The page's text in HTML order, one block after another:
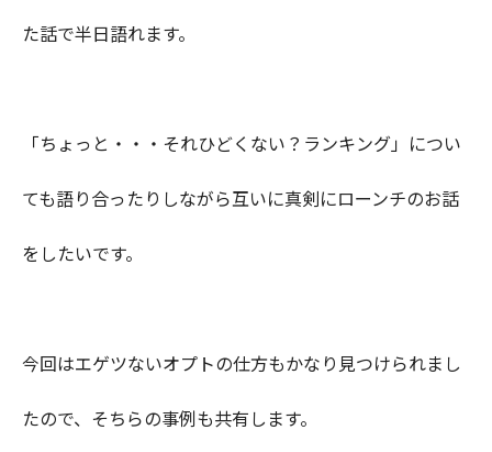
た話で半日語れます。
「ちょっと・・・それひどくない？ランキング」につい
ても語り合ったりしながら互いに真剣にローンチのお話
をしたいです。
今回はエゲツないオプトの仕方もかなり見つけられまし
たので、そちらの事例も共有します。